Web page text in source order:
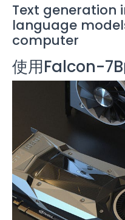
r
e
e
b
o
o
k
t
t
e
r
i
l
e
r
Text generation
language
computer
使用Falcon-7B